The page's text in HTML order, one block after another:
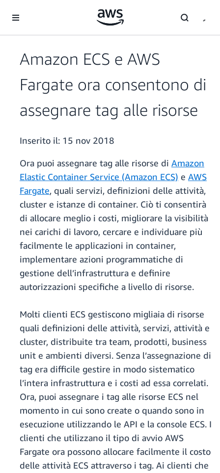
Amazon ECS e AWS
Fargate ora consentono di
assegnare tag alle risorse
Inserito il: 15 nov 2018
Ora puoi assegnare tag alle risorse di Amazon
Elastic Container Service (Amazon ECS) e AWS
Fargate, quali servizi, definizioni delle attività,
cluster e istanze di container. Ciò ti consentirà
di allocare meglio i costi, migliorare la visibilità
nei carichi di lavoro, cercare e individuare più
facilmente le applicazioni in container,
implementare azioni programmatiche di
gestione dell’infrastruttura e definire
autorizzazioni specifiche a livello di risorse.
Molti clienti ECS gestiscono migliaia di risorse
quali definizioni delle attività, servizi, attività e
cluster, distribuite tra team, prodotti, business
unit e ambienti diversi. Senza l’assegnazione di
tag era difficile gestire in modo sistematico
l’intera infrastruttura e i costi ad essa correlati.
Ora, puoi assegnare i tag alle risorse ECS nel
momento in cui sono create o quando sono in
esecuzione utilizzando le API e la console ECS. I
clienti che utilizzano il tipo di avvio AWS
Fargate ora possono allocare facilmente il costo
delle attività ECS attraverso i tag. Ai clienti che